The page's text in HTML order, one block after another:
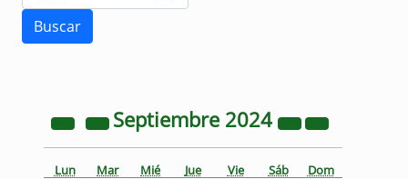
Septiembre 2024
Lun Mar Mié Jue Vie Sáb Dom